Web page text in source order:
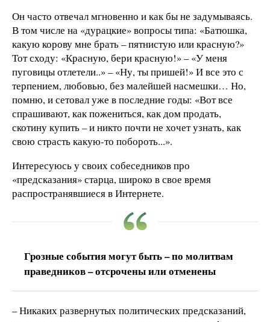
Он часто отвечал мгновенно и как бы не задумываясь.
В том числе на «дурацкие» вопросы типа: «Батюшка,
какую корову мне брать – пятнистую или красную?»
Тот сходу: «Красную, бери красную!» – «У меня
пуговицы отлетели..» – «Ну, ты пришей!» И все это с
терпением, любовью, без малейшей насмешки… Но,
помню, и сетовал уже в последние годы: «Вот все
спрашивают, как пожениться, как дом продать,
скотину купить – и никто почти не хочет узнать, как
свою страсть какую-то побороть...».
Интересуюсь у своих собеседников про
«предсказания» старца, широко в свое время
распространявшиеся в Интернете.
Грозные события могут быть – по молитвам
праведников – отсрочены или отменены
– Никаких развернутых политических предсказаний,